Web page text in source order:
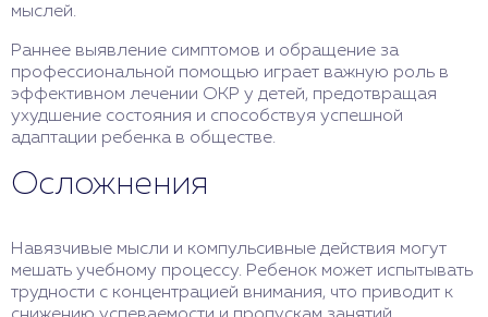
мыслей.
Раннее выявление симптомов и обращение за
профессиональной помощью играет важную роль в
эффективном лечении ОКР у детей, предотвращая
ухудшение состояния и способствуя успешной
адаптации ребенка в обществе.
Осложнения
Навязчивые мысли и компульсивные действия могут
мешать учебному процессу. Ребенок может испытывать
трудности с концентрацией внимания, что приводит к